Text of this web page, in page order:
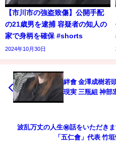
【市川市の強盗致傷】公開手配
の21歳男を逮捕 容疑者の知人の
家で身柄を確保 #shorts
2024年10月30日
絆會 金澤成樹若
現実 三瓶組 神部
波乱万丈の人生㊙話をいただき
「五仁